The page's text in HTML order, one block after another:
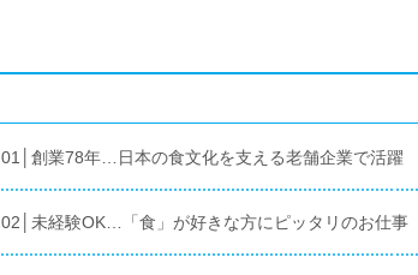
01│創業78年…日本の食文化を支える老舗企業で活躍
02│未経験OK…「食」が好きな方にピッタリのお仕事